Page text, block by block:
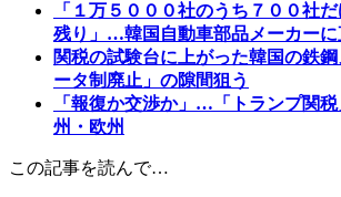
「１万５０００社のうち７００社
残り」…韓国自動車部品メーカーに
関税の試験台に上がった韓国の鉄
ータ制廃止」の隙間狙う
「報復か交渉か」…「トランプ関
州・欧州
この記事を読んで…